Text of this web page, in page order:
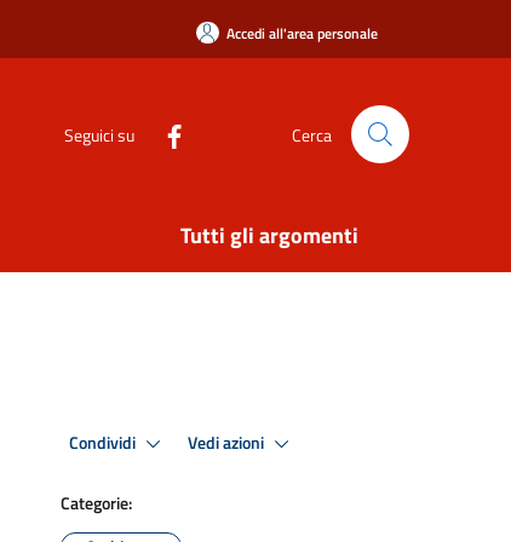
Accedi all'area personale
Seguici su Cerca
Tutti gli argomenti
Condividi Vedi azioni
Categorie: